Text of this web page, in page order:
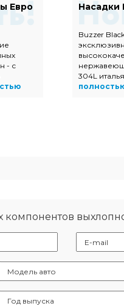
Евро
- с
Насадки
Buzzer
304L